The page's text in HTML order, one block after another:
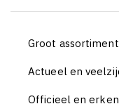
Groot
Actueel en
Officieel en